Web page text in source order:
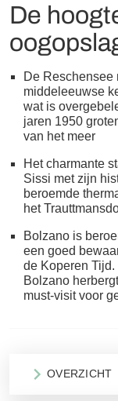
De
De Reschensee
middeleeuwse
wat is
jaren 1950
van het meer
Het charmante
Sissi met zijn
beroemde
het
Bolzano is
een goed
de Koperen
Bolzano
must-visit voor
OVERZICHT